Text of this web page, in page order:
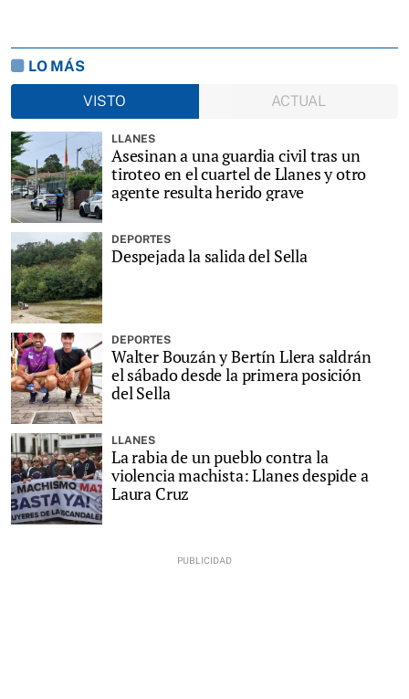
LO MÁS
VISTO
ACTUAL
LLANES
Asesinan a una guardia civil tras un
tiroteo en el cuartel de Llanes y otro
agente resulta herido grave
DEPORTES
Despejada la salida del Sella
DEPORTES
Walter Bouzán y Bertín Llera saldrán
el sábado desde la primera posición
del Sella
LLANES
La rabia de un pueblo contra la
violencia machista: Llanes despide a
Laura Cruz